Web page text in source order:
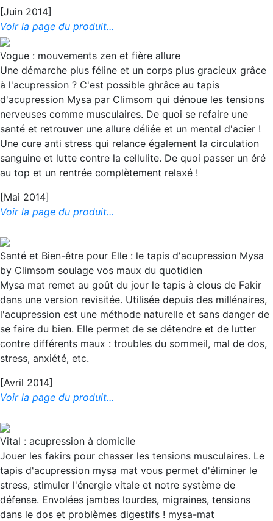
[Juin 2014]
Voir la page du produit...
Vogue : mouvements zen et fière allure
Une démarche plus féline et un corps plus gracieux grâce
à l'acupression ? C'est possible ghrâce au tapis
d'acupression Mysa par Climsom qui dénoue les tensions
nerveuses comme musculaires. De quoi se refaire une
santé et retrouver une allure déliée et un mental d'acier !
Une cure anti stress qui relance également la circulation
sanguine et lutte contre la cellulite. De quoi passer un éré
au top et un rentrée complètement relaxé !
[Mai 2014]
Voir la page du produit...
Santé et Bien-être pour Elle : le tapis d'acupression Mysa
by Climsom soulage vos maux du quotidien
Mysa mat remet au goût du jour le tapis à clous de Fakir
dans une version revisitée. Utilisée depuis des millénaires,
l'acupression est une méthode naturelle et sans danger de
se faire du bien. Elle permet de se détendre et de lutter
contre différents maux : troubles du sommeil, mal de dos,
stress, anxiété, etc.
[Avril 2014]
Voir la page du produit...
Vital : acupression à domicile
Jouer les fakirs pour chasser les tensions musculaires. Le
tapis d'acupression mysa mat vous permet d'éliminer le
stress, stimuler l'énergie vitale et notre système de
défense. Envolées jambes lourdes, migraines, tensions
dans le dos et problèmes digestifs ! mysa-mat